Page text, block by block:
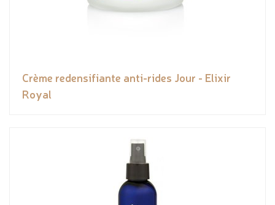
Crème redensifiante anti-rides Jour - Elixir
Royal